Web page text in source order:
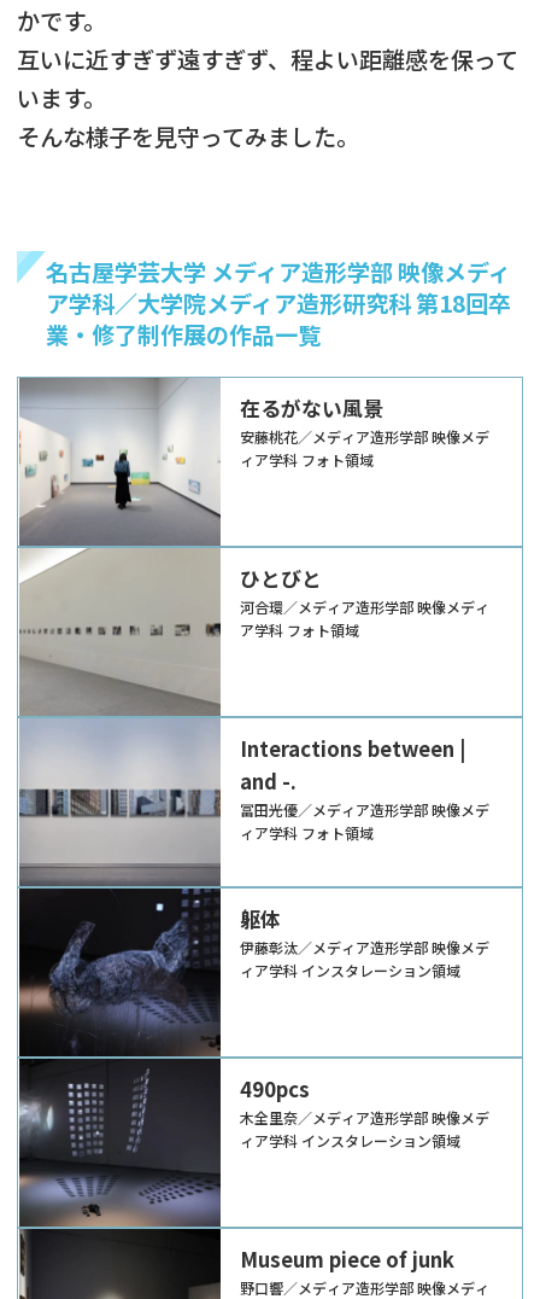
かです。
互いに近すぎず遠すぎず、程よい距離感を保って
います。
そんな様子を見守ってみました。
名古屋学芸大学 メディア造形学部 映像メディ
ア学科／大学院メディア造形研究科 第18回卒
業・修了制作展の作品一覧
在るがない風景
安藤桃花／メディア造形学部 映像メデ
ィア学科 フォト領域
ひとびと
河合環／メディア造形学部 映像メディ
ア学科 フォト領域
Interactions between |
and -.
冨田光優／メディア造形学部 映像メデ
ィア学科 フォト領域
躯体
伊藤彰汰／メディア造形学部 映像メデ
ィア学科 インスタレーション領域
490pcs
木全里奈／メディア造形学部 映像メデ
ィア学科 インスタレーション領域
Museum piece of junk
野口響／メディア造形学部 映像メディ